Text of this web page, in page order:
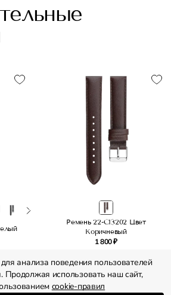
Ремень 22-C13202 Цвет
Коричневый
1 800 ₽
анализа поведения пользователей
Продолжая использовать наш сайт,
cookie-правил